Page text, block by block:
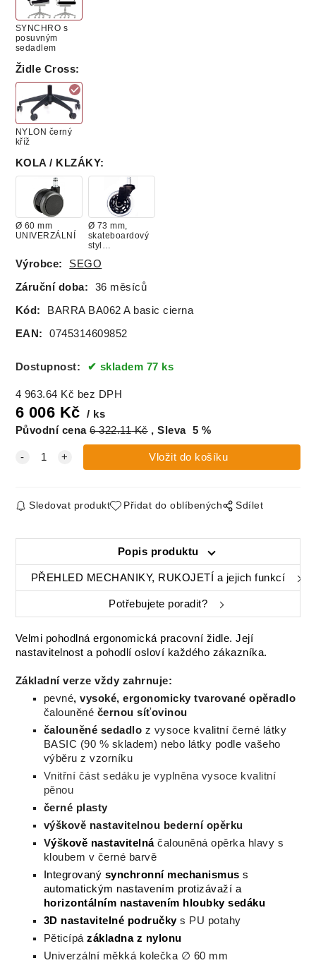
SYNCHRO s
posuvným
sedadlem
Židle Cross:
NYLON černý
kříž
KOLA / KLZÁKY:
Ø 60 mm
UNIVERZÁLNÍ
Ø 73 mm,
skateboardový
styl
Nosnost 295 kg
Výrobce: SEGO
Záruční doba: 36 měsíců
Kód: BARRA BA062 A basic cierna
EAN: 0745314609852
Dostupnost: skladem 77 ks
4 963.64 Kč bez DPH
6 006 Kč
ks
Původní cena 6 322.11Kč Sleva 5 %
Sledovat produkt Přidat do oblíbených Sdílet
Popis produktu
PŘEHLED MECHANIKY, RUKOJETÍ a jejich funkcí
Potřebujete poradit?
Velmi pohodlná ergonomická pracovní židle. Její
nastavitelnost a pohodlí osloví každého zákazníka.
Základní verze vždy zahrnuje:
pevné, vysoké, ergonomicky tvarované opěradlo
čalouněné černou síťovinou
čalouněné sedadlo z vysoce kvalitní černé látky
BASIC (90 % skladem) nebo látky podle vašeho
výběru z vzorníku
Vnitřní část sedáku je vyplněna vysoce kvalitní
pěnou
černé plasty
výškově nastavitelnou bederní opěrku
Výškově nastavitelnáčalouněná opěrka hlavy s
kloubem v černé barvě
Integrovaný synchronní mechanismuss
automatickým nastavením protizávaží a
horizontálním nastavením hloubky sedáku
3D nastavitelné područkys PU potahy
Pěticípá základna z nylonu
Univerzální měkká kolečka ∅ 60 mm